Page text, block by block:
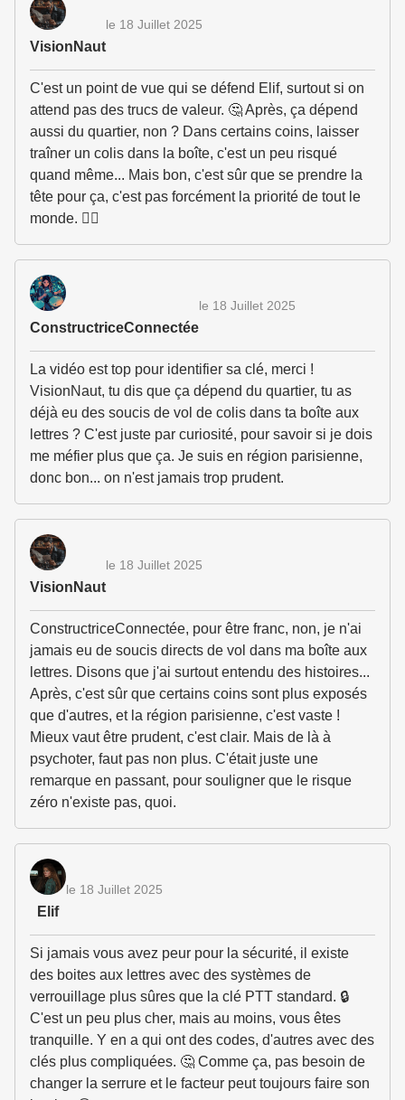
VisionNaut
le 18 Juillet 2025
C'est un point de vue qui se défend Elif, surtout si on
attend pas des trucs de valeur. 🤔 Après, ça dépend
aussi du quartier, non ? Dans certains coins, laisser
traîner un colis dans la boîte, c'est un peu risqué
quand même... Mais bon, c'est sûr que se prendre la
tête pour ça, c'est pas forcément la priorité de tout le
monde. 🤷‍♂️
ConstructriceConnectée
le 18 Juillet 2025
La vidéo est top pour identifier sa clé, merci !
VisionNaut, tu dis que ça dépend du quartier, tu as
déjà eu des soucis de vol de colis dans ta boîte aux
lettres ? C'est juste par curiosité, pour savoir si je dois
me méfier plus que ça. Je suis en région parisienne,
donc bon... on n'est jamais trop prudent.
VisionNaut
le 18 Juillet 2025
ConstructriceConnectée, pour être franc, non, je n'ai
jamais eu de soucis directs de vol dans ma boîte aux
lettres. Disons que j'ai surtout entendu des histoires...
Après, c'est sûr que certains coins sont plus exposés
que d'autres, et la région parisienne, c'est vaste !
Mieux vaut être prudent, c'est clair. Mais de là à
psychoter, faut pas non plus. C'était juste une
remarque en passant, pour souligner que le risque
zéro n'existe pas, quoi.
Elif
le 18 Juillet 2025
Si jamais vous avez peur pour la sécurité, il existe
des boites aux lettres avec des systèmes de
verrouillage plus sûres que la clé PTT standard. 🔒
C'est un peu plus cher, mais au moins, vous êtes
tranquille. Y en a qui ont des codes, d'autres avec des
clés plus compliquées. 🤔 Comme ça, pas besoin de
changer la serrure et le facteur peut toujours faire son